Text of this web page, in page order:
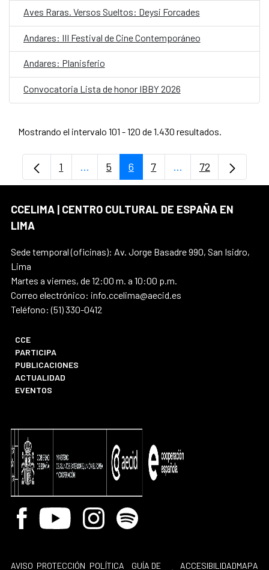
Aves Raras. Versos Sueltos: Deysi Forcades
Andares: III Festival de Cine Contemporáneo
Andares: Planisferio
Convocatoria Lista de honor IBBY 2026
Mostrando el intervalo 101 - 120 de 1.430 resultados.
Página
1 ...Páginas intermedias Use TAB para
Página
5 Página
6 Página
7 ...PáginasPágina
72
CCELIMA | CENTRO CULTURAL DE ESPAÑA EN
LIMA
Sede temporal (oficinas): Av. Jorge Basadre 990, San Isidro,
Lima
Martes a viernes, de 12:00 m. a 10:00 p.m.
Correo electrónico: info.ccelima@aecid.es
Teléfono: (51) 330-0412
CCE
PARTICIPA
PUBLICACIONES
ACTUALIDAD
EVENTOS
Facebook
Youtube InstagramSpotify
AVISO PROTECCIÓN POLÍTICA
GUÍA DE
ACCESIBILIDADMAPA